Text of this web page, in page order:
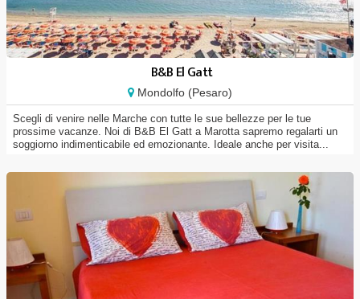
B&B El Gatt
Mondolfo (Pesaro)
Scegli di venire nelle Marche con tutte le sue bellezze per le tue
prossime vacanze. Noi di B&B El Gatt a Marotta sapremo regalarti un
soggiorno indimenticabile ed emozionante. Ideale anche per visita...